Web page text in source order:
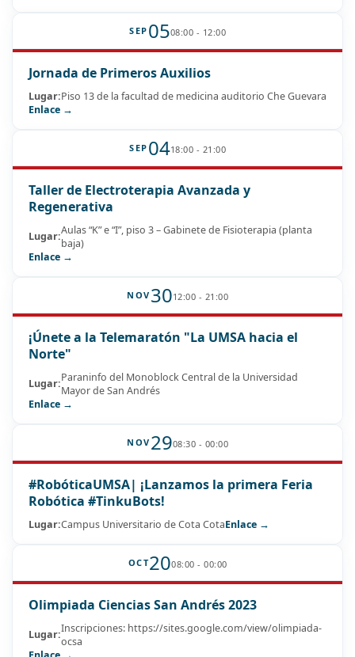
SEP 0508:00 - 12:00
Jornada de Primeros Auxilios
Lugar:Piso 13 de la facultad de medicina auditorio Che Guevara
Enlace →
SEP 0418:00 - 21:00
Taller de Electroterapia Avanzada y
Regenerativa
Lugar:Aulas “K” e “I”, piso 3 – Gabinete de Fisioterapia (planta
baja)
Enlace →
NOV 3012:00 - 21:00
¡Únete a la Telemaratón "La UMSA hacia el
Norte"
Lugar:Paraninfo del Monoblock Central de la Universidad
Mayor de San Andrés
Enlace →
NOV 2908:30 - 00:00
#RobóticaUMSA| ¡Lanzamos la primera Feria
Robótica #TinkuBots!
Lugar:Campus Universitario de Cota CotaEnlace →
OCT2008:00 - 00:00
Olimpiada Ciencias San Andrés 2023
Lugar:Inscripciones: https://sites.google.com/view/olimpiada-
ocsa